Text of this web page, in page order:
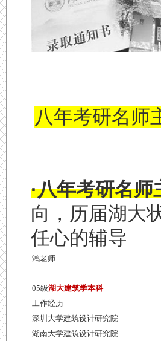
八年考研名师
·八年考研名师
向，历届湖大
任心的辅导
鸿老师
05级湖大建筑学本科
工作经历
深圳大学建筑设计研究院
湖南大学建筑设计研究院